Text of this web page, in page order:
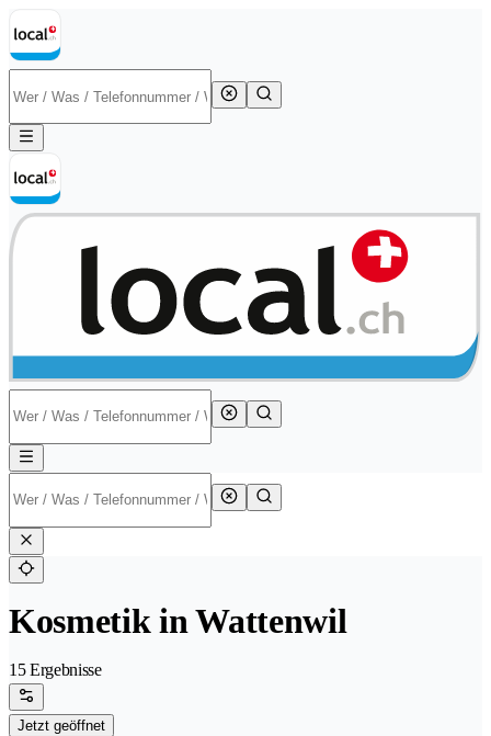
Kosmetik in Wattenwil
15 Ergebnisse
Jetzt geöffnet